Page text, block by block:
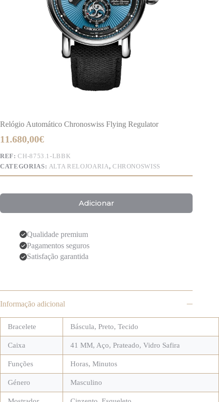
Relógio Automático Chronoswiss Flying Regulator
11.680,00€
REF:CH-8753.1-LBBK
CATEGORIAS: ALTA RELOJOARIA, CHRONOSWISS
Adicionar
Qualidade premium
Pagamentos seguros
Satisfação garantida
Informação adicional
Bracelete Báscula, Preto, Tecido
Caixa 41 MM, Aço, Prateado, Vidro Safira
Funções Horas, Minutos
Género Masculino